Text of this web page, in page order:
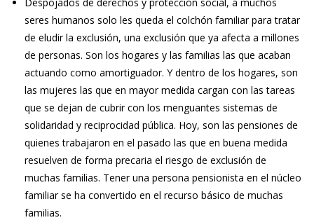
seres humanos solo les queda el colchón familiar para tratar
de eludir la exclusión, una exclusión que ya afecta a millones
de personas. Son los hogares y las familias las que acaban
actuando como amortiguador. Y dentro de los hogares, son
las mujeres las que en mayor medida cargan con las tareas
que se dejan de cubrir con los menguantes sistemas de
solidaridad y reciprocidad pública. Hoy, son las pensiones de
quienes trabajaron en el pasado las que en buena medida
resuelven de forma precaria el riesgo de exclusión de
muchas familias. Tener una persona pensionista en el núcleo
familiar se ha convertido en el recurso básico de muchas
familias.